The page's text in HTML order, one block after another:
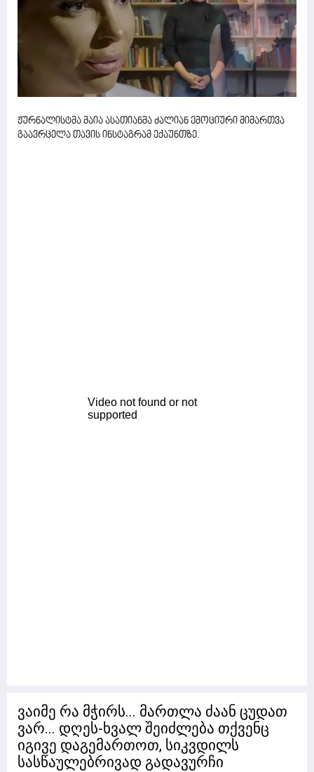
ჟურნალისტმა მაია ასათიანმა ძალიან ემოციური მიმართვა
გაავრცელა თავის ინსტაგრამ ექაუნთზე.
ვაიმე რა მჭირს... მართლა ძაან ცუდათ
ვარ... დღეს-ხვალ შეიძლება თქვენც
იგივე დაგემართოთ, სიკვდილს
სასწაულებრივად გადავურჩი